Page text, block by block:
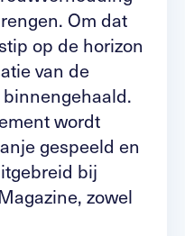
Om dat
op de horizon
van de
wordt
gespeeld en
bij
zowel